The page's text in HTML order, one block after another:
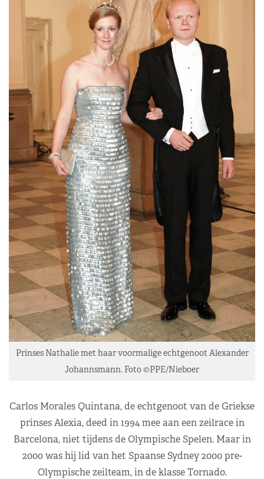
Prinses Nathalie met haar voormalige echtgenoot Alexander
Johannsmann. Foto ©PPE/Nieboer
Carlos Morales Quintana, de echtgenoot van de Griekse
prinses Alexia, deed in 1994 mee aan een zeilrace in
Barcelona, niet tijdens de Olympische Spelen. Maar in
2000 was hij lid van het Spaanse Sydney 2000 pre-
Olympische zeilteam, in de klasse Tornado.